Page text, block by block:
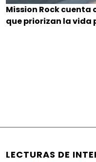
Mission Rock cuenta
que priorizan la vida
LECTURAS DE